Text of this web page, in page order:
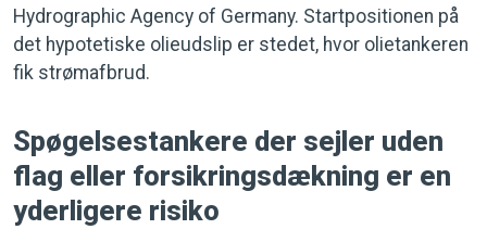
Hydrographic Agency of Germany. Startpositionen på
det hypotetiske olieudslip er stedet, hvor olietankeren
fik strømafbrud.
Spøgelsestankere der sejler uden
flag eller forsikringsdækning er en
yderligere risiko